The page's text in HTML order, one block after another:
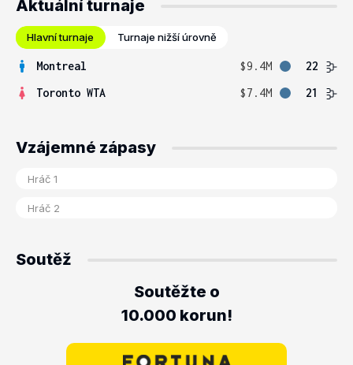
Aktuální turnaje
Hlavní turnaje Turnaje nižší úrovně
Montreal $9.4M
22
Toronto WTA
$7.4M 21
Vzájemné zápasy
Soutěž
Soutěžte o
10.000 korun!